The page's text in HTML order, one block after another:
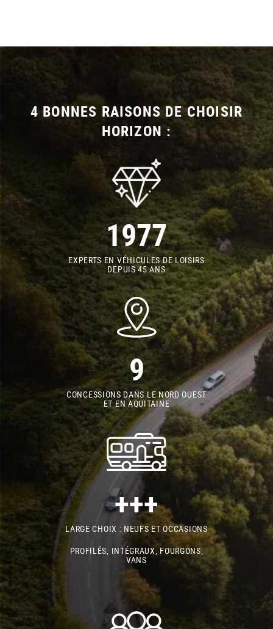
4 BONNES RAISONS DE CHOISIR
HORIZON :
1977
EXPERTS EN VÉHICULES DE LOISIRS
DEPUIS 45 ANS
9
CONCESSIONS DANS LE NORD OUEST
ET EN AQUITAINE
+++
LARGE CHOIX : NEUFS ET OCCASIONS
PROFILÉS, INTÉGRAUX, FOURGONS,
VANS